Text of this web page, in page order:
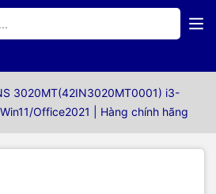
3020MT(42IN3020MT0001) i3-
Office2021 | Hàng chính hãng
Dell Inspiron
: